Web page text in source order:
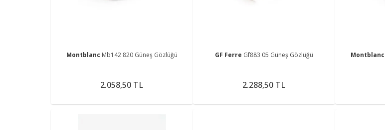
Montblanc Mb142 820 Güneş Gözlüğü
2.058,50 TL
GF Ferre Gf883 05 Güneş Gözlüğü
2.288,50 TL
Montblanc